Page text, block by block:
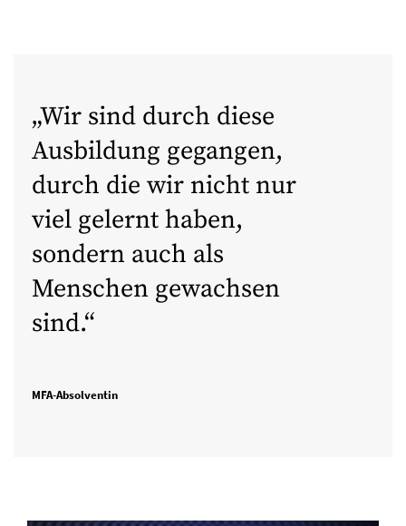
Wir sind durch diese
Ausbildung gegangen,
durch die wir nicht nur
viel gelernt haben,
sondern auch als
Menschen gewachsen
sind.
MFA-Absolventin